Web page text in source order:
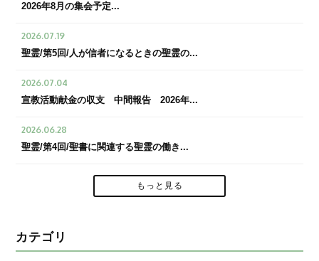
2026年8月の集会予定...
2026.07.19
聖霊/第5回/人が信者になるときの聖霊の...
2026.07.04
宣教活動献金の収支 中間報告 2026年...
2026.06.28
聖霊/第4回/聖書に関連する聖霊の働き...
もっと見る
カテゴリ